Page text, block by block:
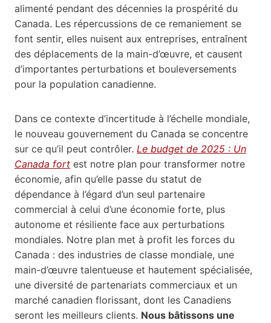
alimenté pendant des décennies la prospérité du
Canada. Les répercussions de ce remaniement se
font sentir, elles nuisent aux entreprises, entraînent
des déplacements de la main-d’œuvre, et causent
d’importantes perturbations et bouleversements
pour la population canadienne.
Dans ce contexte d’incertitude à l’échelle mondiale,
le nouveau gouvernement du Canada se concentre
sur ce qu’il peut contrôler. Le budget de 2025 : Un
Canada fort est notre plan pour transformer notre
économie, afin qu’elle passe du statut de
dépendance à l’égard d’un seul partenaire
commercial à celui d’une économie forte, plus
autonome et résiliente face aux perturbations
mondiales. Notre plan met à profit les forces du
Canada : des industries de classe mondiale, une
main-d’œuvre talentueuse et hautement spécialisée,
une diversité de partenariats commerciaux et un
marché canadien florissant, dont les Canadiens
seront les meilleurs clients. Nous bâtissons une